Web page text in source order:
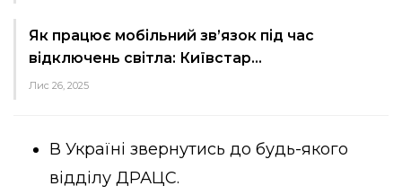
Як працює мобільний зв’язок під час
відключень світла: Київстар…
Лис 26, 2025
В Україні звернутись до будь-якого
відділу ДРАЦС.